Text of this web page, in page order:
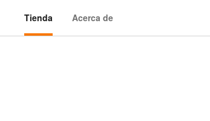
Tienda
Acerca de